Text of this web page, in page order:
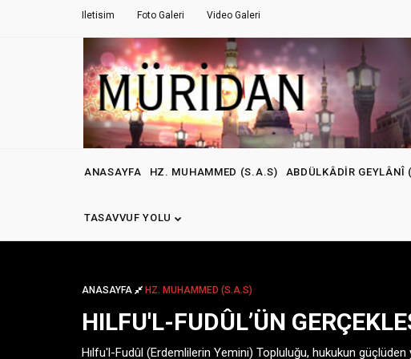
Iletisim Foto Galeri Video Galeri
ANASAYFA HZ. MUHAMMED (S.A.S) ABDÜLKÂDIR GEYLÂNÎ
TASAVVUF YOLU
ANASAYFA HZ. MUHAMMED (S.A.S)
HILFU'L-FUDÛL’ÜN
Hılfu'l-Fudûl (Erdemlilerin Yemini) Topluluğu, hukukun güçlüden